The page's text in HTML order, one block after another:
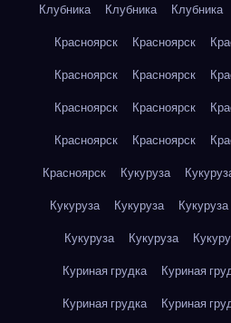
Клубника
Клубника Клубника
Красноярск
Красноярск
Красноярск
Красноярск
Красноярск
Красноярск
Красноярск
Красноярск
Красноярск
Кукуруза
Кукуруза
Кукуруза Кукуруза
Кукуруза
Кукуруза
Куриная грудка
Куриная
Куриная грудка
Куриная